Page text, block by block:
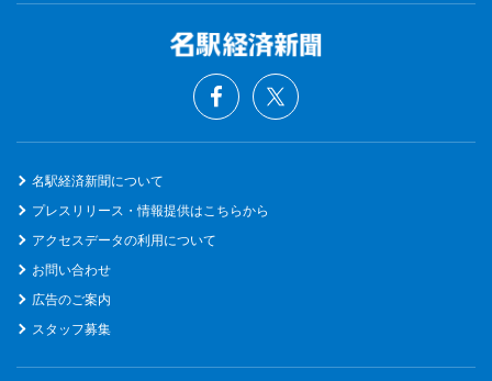
名駅経済新聞について
プレスリリース・情報提供はこちらから
アクセスデータの利用について
お問い合わせ
広告のご案内
スタッフ募集